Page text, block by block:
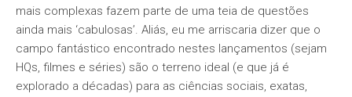
mais complexas fazem parte de uma teia de questões
ainda mais ‘cabulosas’. Aliás, eu me arriscaria dizer que o
campo fantástico encontrado nestes lançamentos (sejam
HQs, filmes e séries) são o terreno ideal (e que já é
explorado a décadas) para as ciências sociais, exatas,